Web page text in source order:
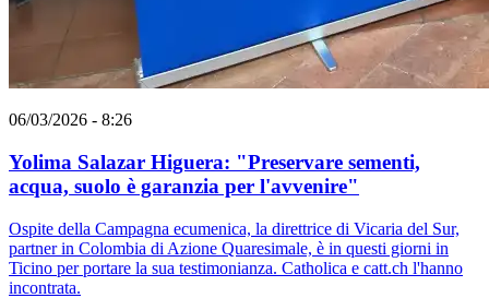
06/03/2026 - 8:26
Yolima Salazar Higuera: "Preservare sementi,
acqua, suolo è garanzia per l'avvenire"
Ospite della Campagna ecumenica, la direttrice di Vicaria del Sur,
partner in Colombia di Azione Quaresimale, è in questi giorni in
Ticino per portare la sua testimonianza. Catholica e catt.ch l'hanno
incontrata.